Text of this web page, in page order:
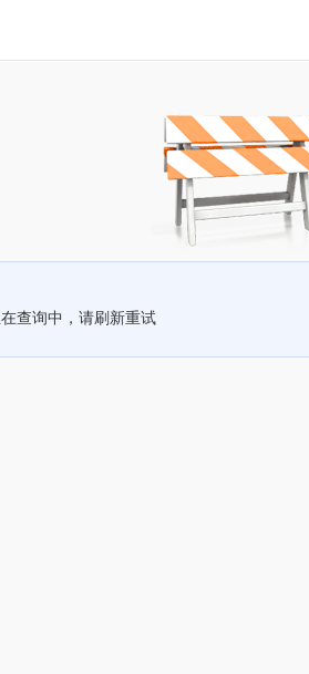
查询中，请刷新重试